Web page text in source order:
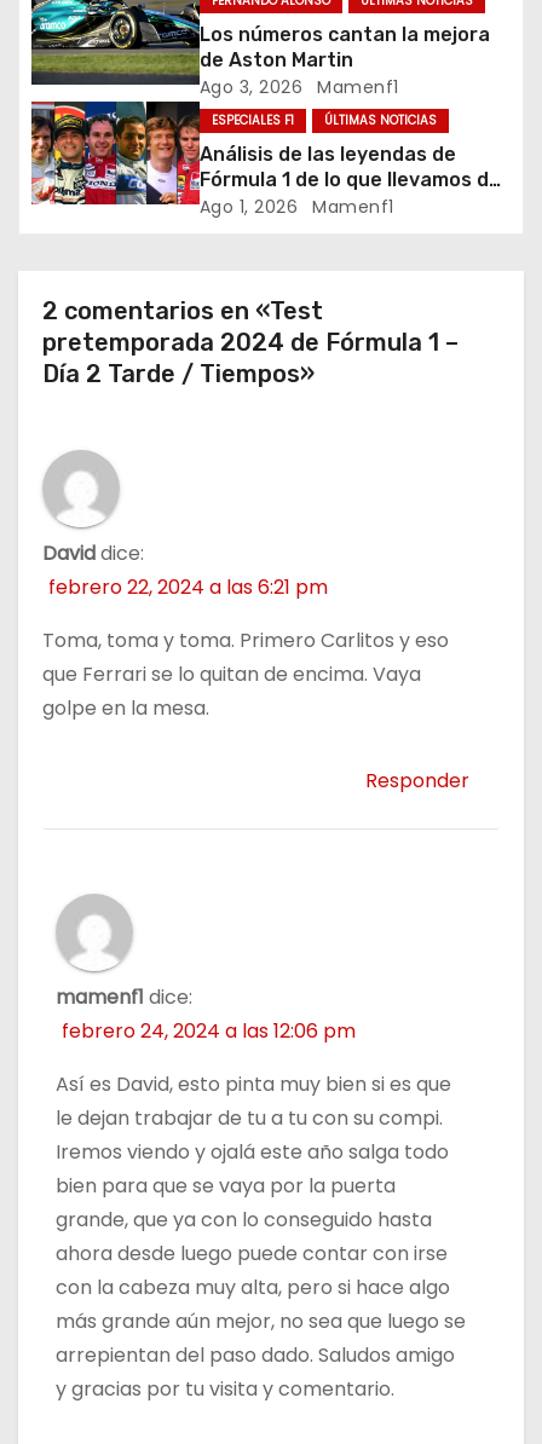
d
e
e
n
r
a
d
a
s
Los números cantan la mejora
de Aston Martin
Ago 3, 2026 Mamenf1
ESPECIALES F1 ÚLTIMAS NOTICIAS
Análisis de las leyendas de
Fórmula 1 de lo que llevamos de
temporada 2026
Ago 1, 2026 Mamenf1
2 comentarios en «Test
pretemporada 2024 de Fórmula 1 –
Día 2 Tarde / Tiempos»
Daviddice:
febrero 22, 2024 a las 6:21 pm
Toma, toma y toma. Primero Carlitos y eso
que Ferrari se lo quitan de encima. Vaya
golpe en la mesa.
Responder
mamenf1 dice:
febrero 24, 2024 a las 12:06 pm
Así es David, esto pinta muy bien si es que
le dejan trabajar de tu a tu con su compi.
Iremos viendo y ojalá este año salga todo
bien para que se vaya por la puerta
grande, que ya con lo conseguido hasta
ahora desde luego puede contar con irse
con la cabeza muy alta, pero si hace algo
más grande aún mejor, no sea que luego se
arrepientan del paso dado. Saludos amigo
y gracias por tu visita y comentario.